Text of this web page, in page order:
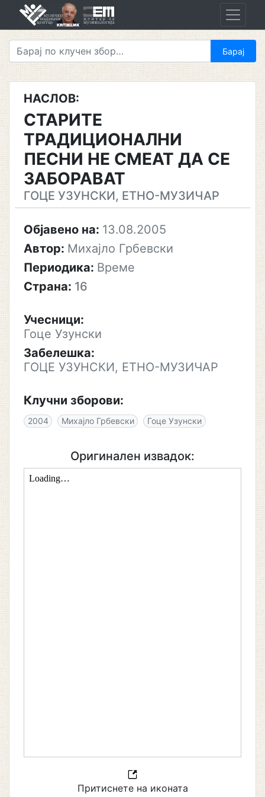
НАСЛОВ:
СТАРИТЕ
ТРАДИЦИОНАЛНИ
ПЕСНИ НЕ СМЕАТ ДА СЕ
ЗАБОРАВАТ
ГОЦЕ УЗУНСКИ, ЕТНО-МУЗИЧАР
Објавено на: 13.08.2005
Автор: Михајло Грбевски
Периодика: Време
Страна: 16
Учесници:
Гоце Узунски
Забелешка:
ГОЦЕ УЗУНСКИ, ЕТНО-МУЗИЧАР
Клучни зборови:
2004 Михајло Грбевски Гоце Узунски
Оригинален извадок:
Притиснете на иконата